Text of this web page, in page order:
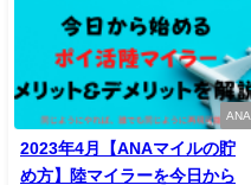
ANA
2023年4月【ANAマイルの貯
め方】陸マイラーを今日から